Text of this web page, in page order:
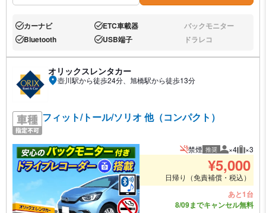
あり:カーナビ あり:ETC車載器 なし:バックモニター
あり:Bluetooth あり:USB端子 なし:ドラレコ
オリックスレンタカー
壺川駅から徒歩24分、旭橋駅から徒歩13分
フィット/トール/ソリオ 他（コンパクト）
禁煙 推奨 推奨人数
×4 推奨
×3
¥5,000
日帰り（免責補償・税込）
あと1台
8/09までキャンセル無料